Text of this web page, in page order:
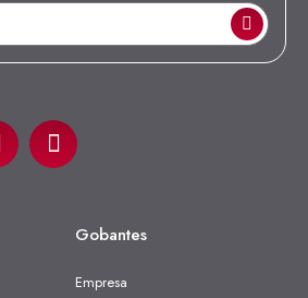
Gobantes
Empresa